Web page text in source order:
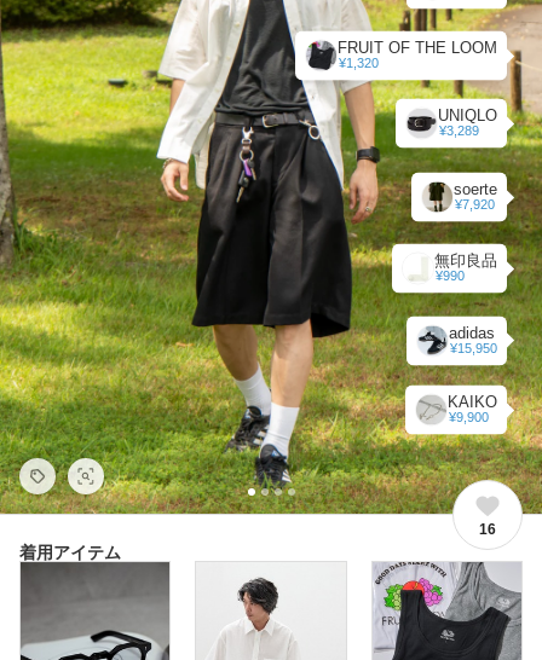
FRUIT OF THE LOOM
¥1,320
UNIQLO
¥3,289
soerte
¥7,920
無印良品
¥990
adidas
¥15,950
KAIKO
¥9,900
16
着用アイテム